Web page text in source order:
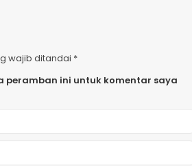
wajib ditandai *
peramban ini untuk komentar saya